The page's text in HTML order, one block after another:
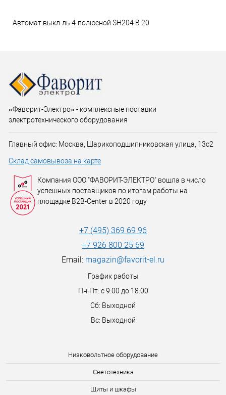
Автомат.выкл-ль 4-полюсной SH204 B 20
Низковольтное оборудование
Светотехника
Щиты и шкафы
«Фаворит-Электро» - комплексные поставки
электротехнического оборудования
Главный офис: Москва, Шарикоподшипниковская улица, 13с2
Склад самовывоза на карте
Компания ООО "ФАВОРИТ-ЭЛЕКТРО" вошла в число
успешных поставщиков по итогам работы на
площадке B2B-Center в 2020 году
+7 (495) 369 69 96
+7 926 800 25 69
Email: magazin@favorit-el.ru
График работы
Пн-Пт: с 9:00 до 18:00
Сб: Выходной
Вс: Выходной